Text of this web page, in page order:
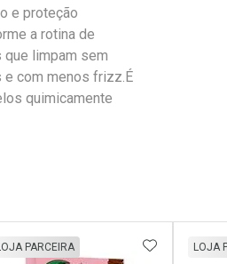
e proteção
a rotina de
que limpam sem
e com menos frizz.É
quimicamente
AOS FAVORITOS
PARCEIRA LOJA